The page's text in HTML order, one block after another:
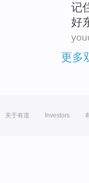
记
好
更多
关于有道 Investors